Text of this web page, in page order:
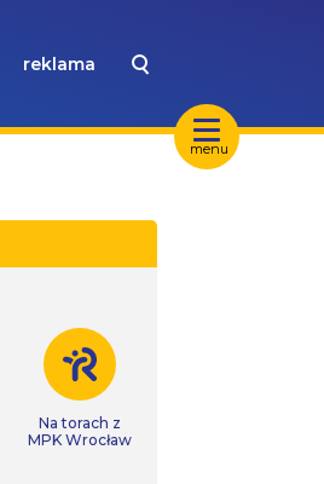
menu
reklama
Na torach z
MPK Wrocław